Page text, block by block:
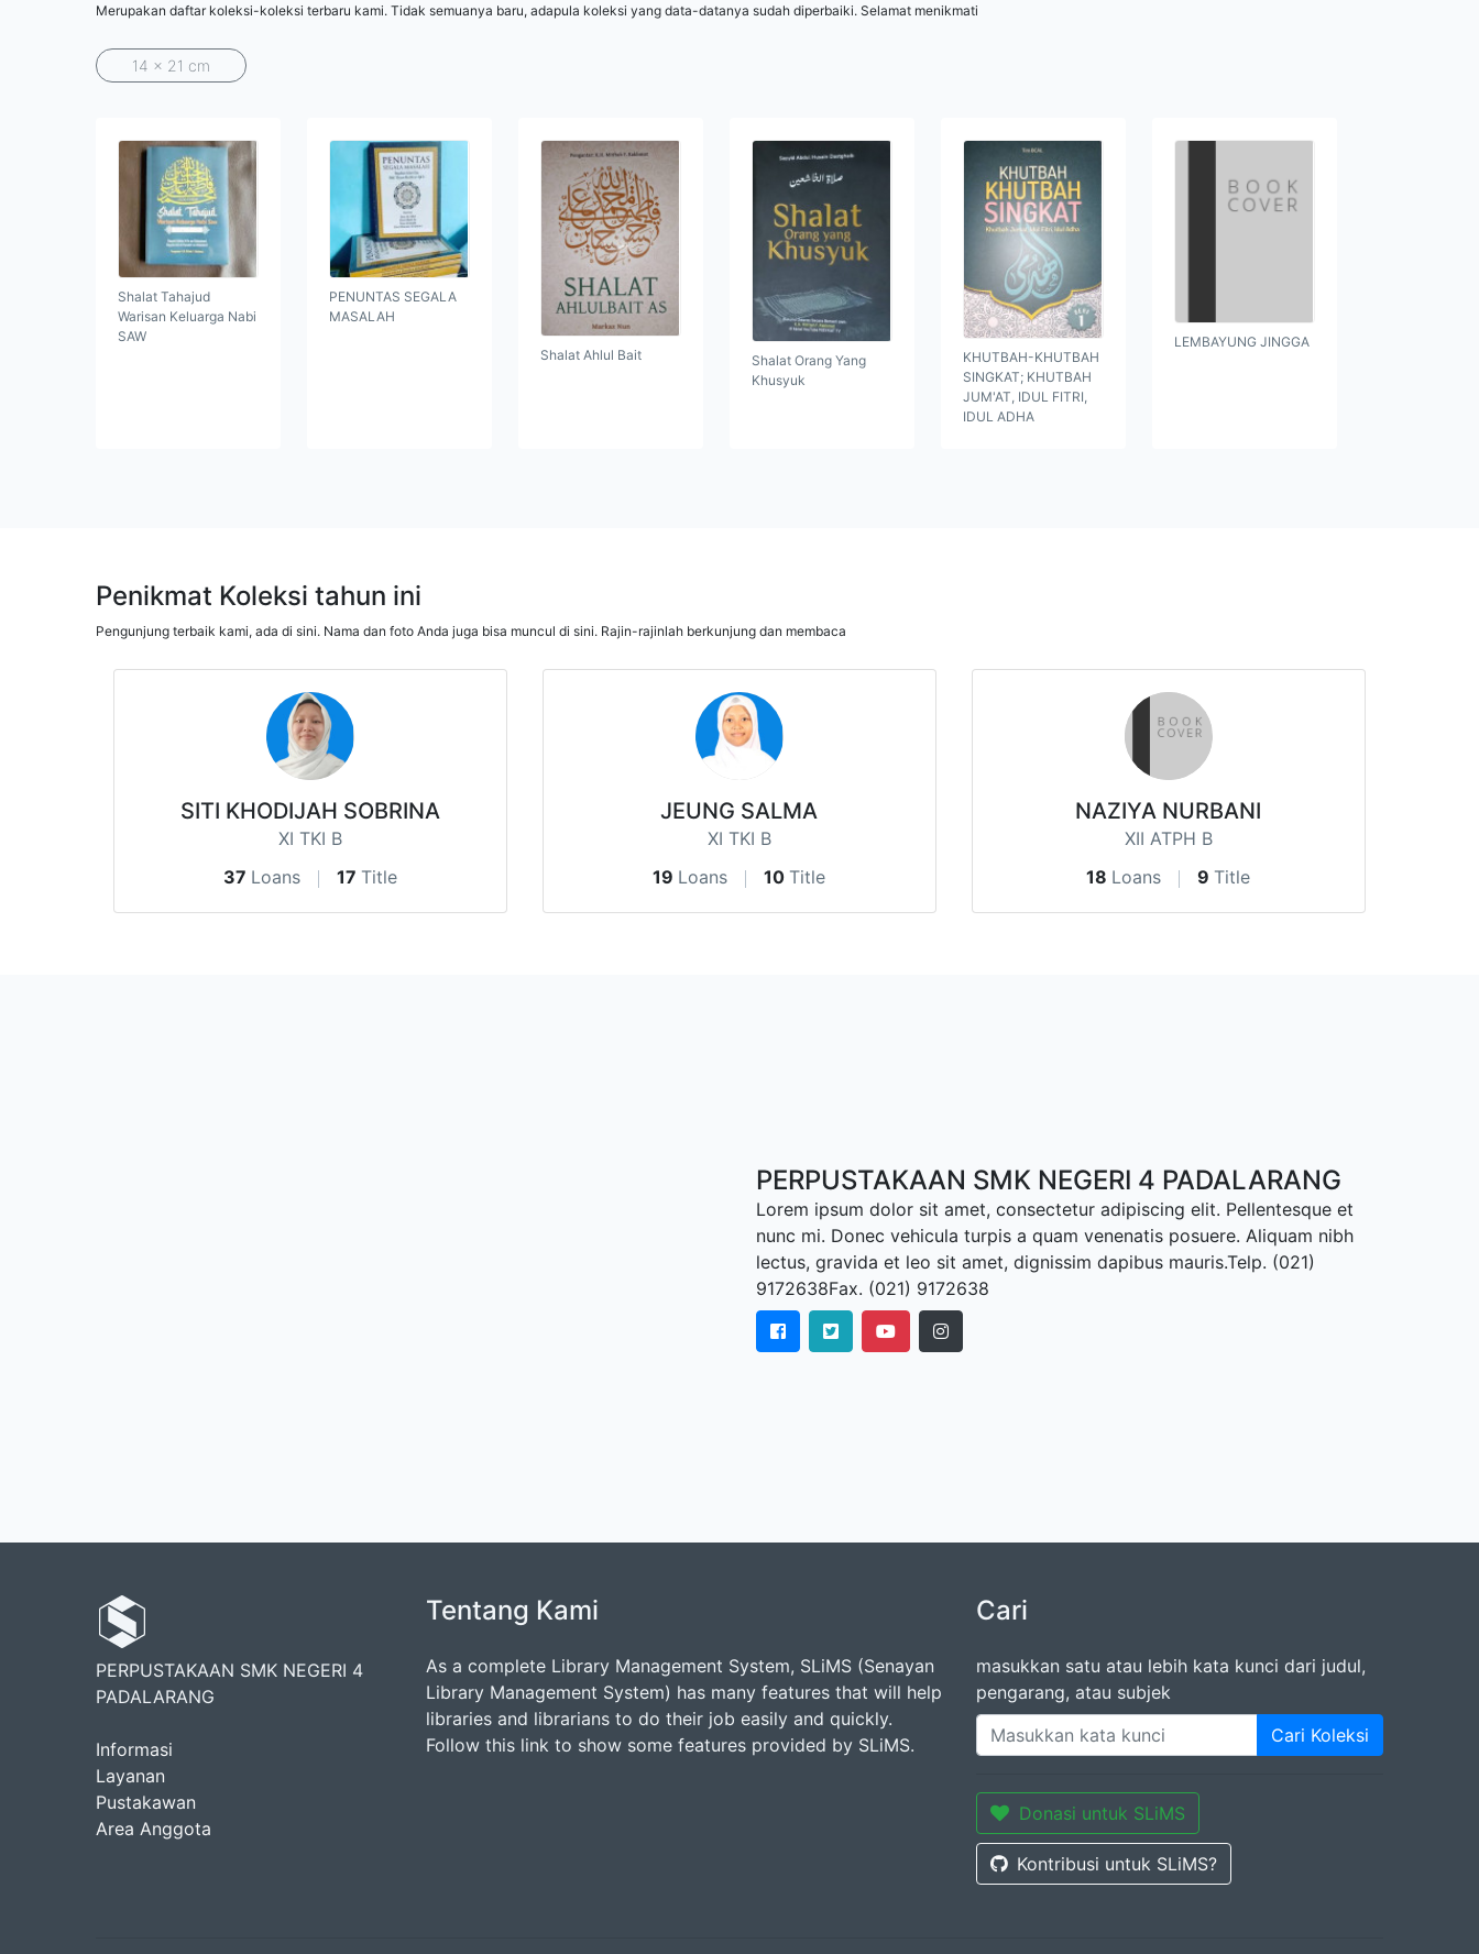
Merupakan daftar koleksi-koleksi terbaru kami. Tidak semuanya baru, adapula koleksi yang data-datanya sudah diperbaiki. Selamat menikmati
14 x 21 cm
Shalat Tahajud
Warisan Keluarga Nabi
SAW
PENUNTAS SEGALA
MASALAH
Shalat Ahlul Bait
Shalat Orang Yang
Khusyuk
KHUTBAH-KHUTBAH
SINGKAT; KHUTBAH
JUM'AT, IDUL FITRI,
IDUL ADHA
LEMBAYUNG JINGGA
Penikmat Koleksi tahun ini
Pengunjung terbaik kami, ada di sini. Nama dan foto Anda juga bisa muncul di sini. Rajin-rajinlah berkunjung dan membaca
SITI KHODIJAH SOBRINA
XI TKI B
37 Loans 17 Title
JEUNG SALMA
XI TKI B
19 Loans 10 Title
NAZIYA NURBANI
XII ATPH B
18 Loans 9 Title
PERPUSTAKAAN SMK NEGERI 4 PADALARANG
Lorem ipsum dolor sit amet, consectetur adipiscing elit. Pellentesque et
nunc mi. Donec vehicula turpis a quam venenatis posuere. Aliquam nibh
lectus, gravida et leo sit amet, dignissim dapibus mauris.Telp. (021)
9172638Fax. (021) 9172638
PERPUSTAKAAN SMK NEGERI 4
PADALARANG
Informasi
Layanan
Pustakawan
Area Anggota
Tentang Kami
As a complete Library Management System, SLiMS (Senayan
Library Management System) has many features that will help
libraries and librarians to do their job easily and quickly.
Follow this link to show some features provided by SLiMS.
Cari
masukkan satu atau lebih kata kunci dari judul,
pengarang, atau subjek
Cari Koleksi
Donasi untuk SLiMS
Kontribusi untuk SLiMS?